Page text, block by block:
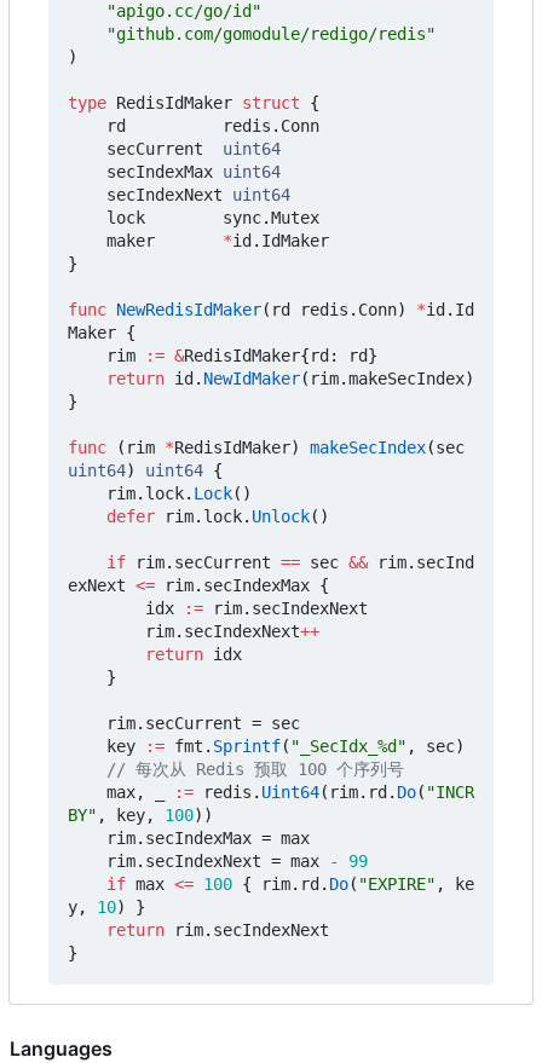
"apigo.cc/go/id"
"github.com/gomodule/redigo/redis"
)
type RedisIdMaker struct
{
rd
redis . Conn
secCurrent
uint64
secIndexMax uint64
secIndexNext
uint64
lock
sync.Mutex
maker
*id . IdMaker
}
func NewRedisIdMaker( rd redis . Conn) *id . Id
Maker {
rim
:= &RedisIdMaker{rd : rd}
return id . NewIdMaker( rim.makeSecIndex)
}
func ( rim *RedisIdMaker) makeSecIndex(sec
uint64) uint64 {
rim. lock. Lock()
defer
rim. lock. Unlock()
if rim. secCurrent == sec && rim. secInd
exNext <= rim. secIndexMax {
idx
:= rim. secIndexNext
rim. secIndexNext++
return idx
}
rim. secCurrent = sec
key
:= fmt . Sprintf( "_SecIdx_%d" , sec)
// 每次从 Redis 预取 100 个序列号
max, := redis . Uint64( rim. rd . Do( "INCR
BY" , key, 100))
rim. secIndexMax = max
rim. secIndexNext = max -
99
if max <= 100 { rim. rd . Do( "EXPIRE" ,
ke
y, 10)
}
return
rim. secIndexNext
}
Languages